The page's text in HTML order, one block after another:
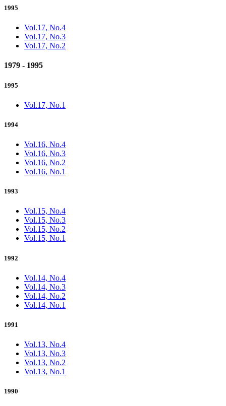
1995
Vol.17, No.4
Vol.17, No.3
Vol.17, No.2
1979 - 1995
1995
Vol.17, No.1
1994
Vol.16, No.4
Vol.16, No.3
Vol.16, No.2
Vol.16, No.1
1993
Vol.15, No.4
Vol.15, No.3
Vol.15, No.2
Vol.15, No.1
1992
Vol.14, No.4
Vol.14, No.3
Vol.14, No.2
Vol.14, No.1
1991
Vol.13, No.4
Vol.13, No.3
Vol.13, No.2
Vol.13, No.1
1990